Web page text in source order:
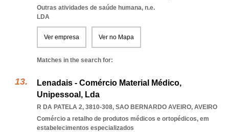
Outras atividades de saúde humana, n.e.
LDA
Ver empresa Ver no Mapa
Matches in the search for:
Lenadais - Comércio Material Médico,
Unipessoal, Lda
R DA PATELA 2, 3810-308, SAO BERNARDO AVEIRO, AVEIRO
Comércio a retalho de produtos médicos e ortopédicos, em
estabelecimentos especializados